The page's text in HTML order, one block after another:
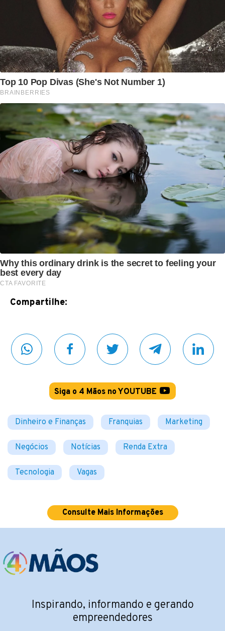
Compartilhe:
Siga o 4 Mãos no YOUTUBE
Dinheiro e Finanças Franquias Marketing
Negócios Notícias Renda Extra
Tecnologia Vagas
Consulte Mais Informações
Inspirando, informando e gerando
empreendedores